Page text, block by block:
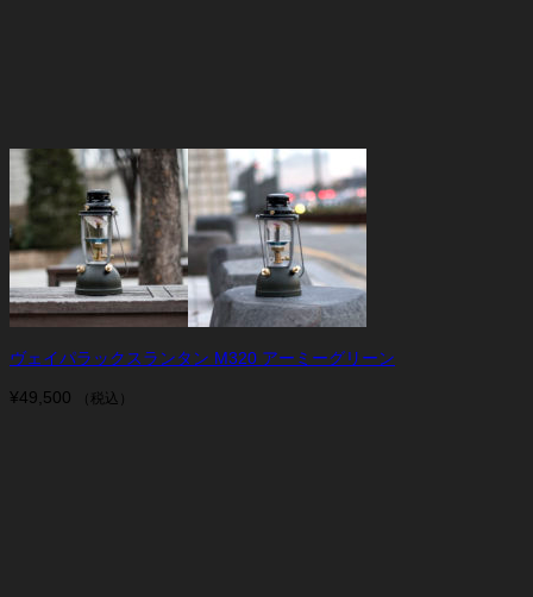
ヴェイパラックスランタン M320 アーミーグリーン
¥49,500 （税込）